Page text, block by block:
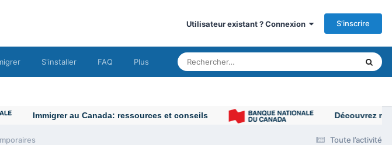
Utilisateur existant ? Connexion S’inscrire
S'installer FAQ Plus
Immigrer au Canada: ressources et conseils Découvrez nos
Toute l’activité